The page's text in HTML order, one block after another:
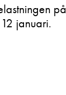
på
januari.